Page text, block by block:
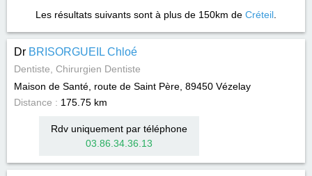
Les résultats suivants sont à plus de 150km de Créteil
Dr BRISORGUEIL Chloé
Dentiste, Chirurgien Dentiste
Maison de Santé, route de Saint Père, 89450 Vézelay
Distance : 175.75 km
Rdv uniquement par téléphone
03.86.34.36.13